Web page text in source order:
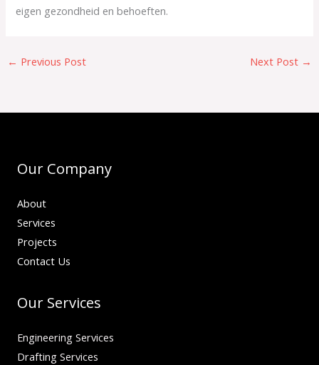
eigen gezondheid en behoeften.
← Previous Post Next Post →
Our Company
About
Services
Projects
Contact Us
Our Services
Engineering Services
Drafting Services